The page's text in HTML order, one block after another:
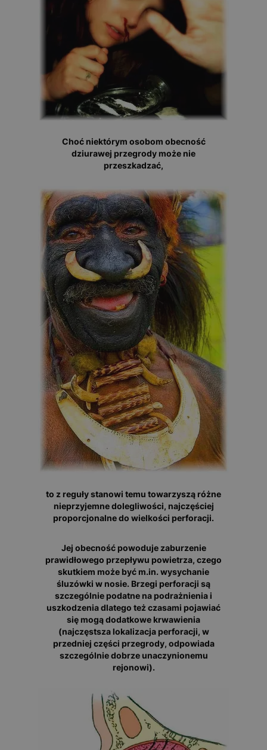
Choć niektórym osobom obecność
dziurawej przegrody może nie
przeszkadzać,
to z reguły stanowi temu towarzyszą różne
nieprzyjemne dolegliwości, najczęściej
proporcjonalne do wielkości perforacji.
Jej obecność powoduje zaburzenie
prawidłowego przepływu powietrza, czego
skutkiem może być m.in. wysychanie
śluzówki w nosie. Brzegi perforacji są
szczególnie podatne na podrażnienia i
uszkodzenia dlatego też czasami pojawiać
się mogą dodatkowe krwawienia
(najczęstsza lokalizacja perforacji, w
przedniej części przegrody, odpowiada
szczególnie dobrze unaczynionemu
rejonowi).